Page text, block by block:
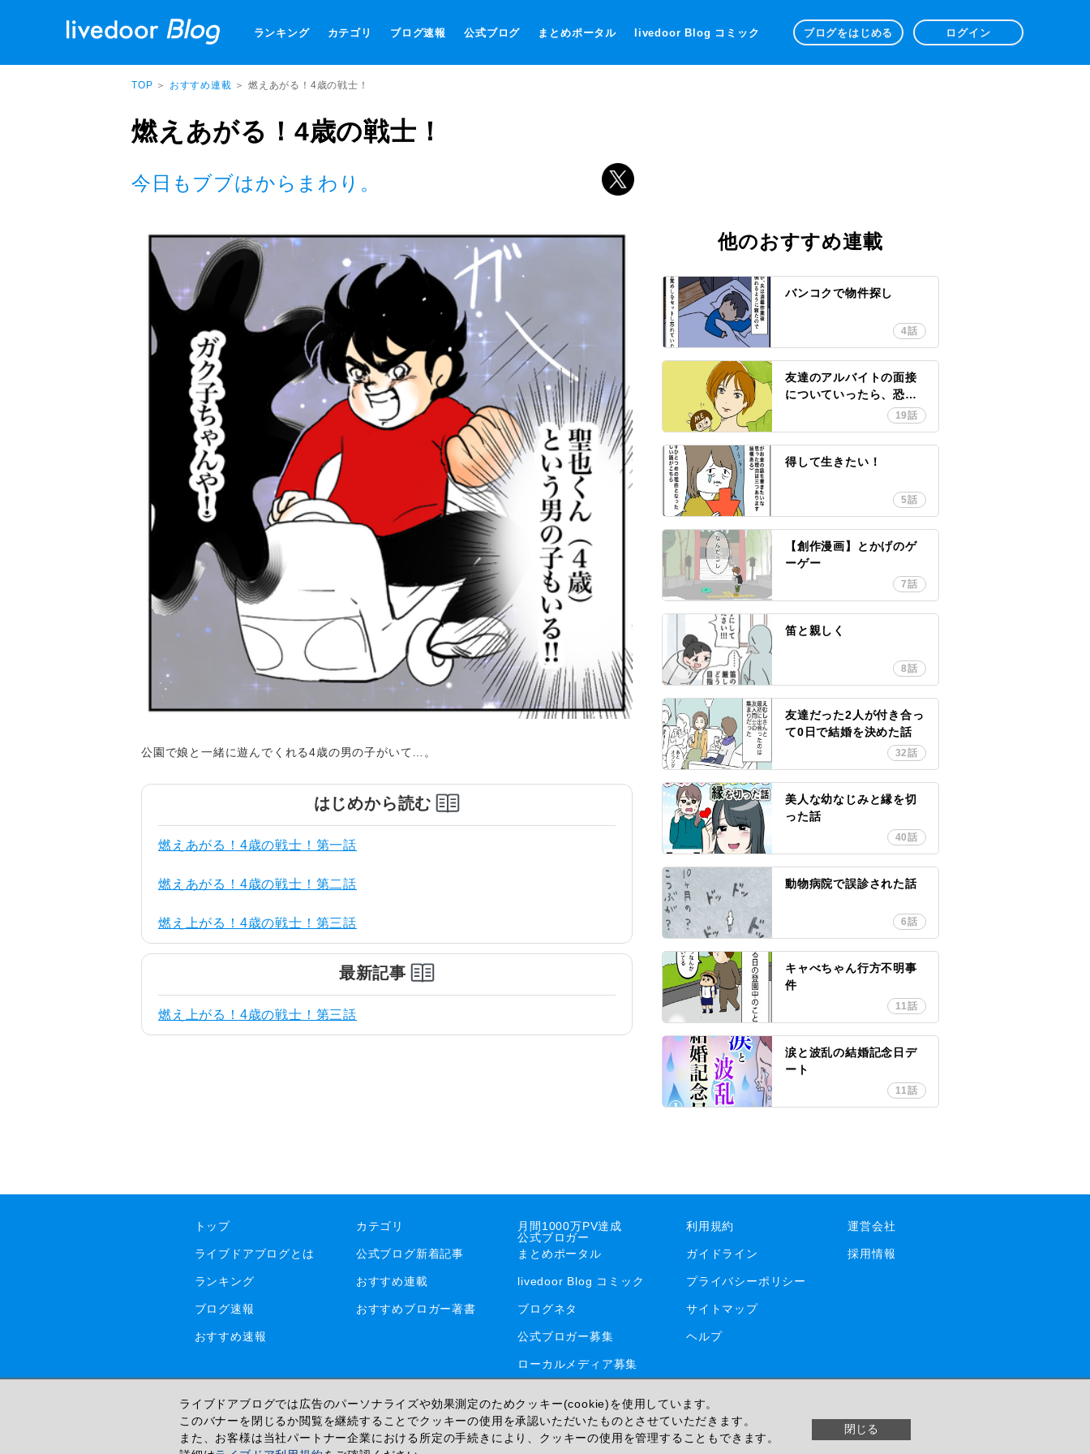
ランキング カテゴリ ブログ速報 公式ブログ まとめポータル livedoor Blog コミック ブログをはじめる ログイン
TOP ＞ おすすめ連載 ＞ 燃えあがる！4歳の戦士！
燃えあがる！4歳の戦士！
今日もブブはからまわり。
公園で娘と一緒に遊んでくれる4歳の男の子がいて…。
はじめから読む
燃えあがる！4歳の戦士！第一話
燃えあがる！4歳の戦士！第二話
燃え上がる！4歳の戦士！第三話
最新記事
燃え上がる！4歳の戦士！第三話
他のおすすめ連載
バンコクで物件探し
4話
友達のアルバイトの面接
についていったら、恐ろ
しい目にあった時の話19話
得して生きたい！
5話
【創作漫画】とかげのゲ
ーゲー
7話
笛と親しく
8話
友達だった2人が付き合っ
て0日で結婚を決めた話
32話
美人な幼なじみと縁を切
った話
40話
動物病院で誤診された話
6話
キャべちゃん行方不明事
件
11話
涙と波乱の結婚記念日デ
ート
11話
トップ
ライブドアブログとは
ランキング
ブログ速報
おすすめ速報
カテゴリ
公式ブログ新着記事
おすすめ連載
おすすめブロガー著書
月間1000万PV達成
公式ブロガー
まとめポータル
livedoor Blog コミック
ブログネタ
公式ブロガー募集
ローカルメディア募集
利用規約
ガイドライン
プライバシーポリシー
サイトマップ
ヘルプ
運営会社
採用情報
ライブドアブログでは広告のパーソナライズや効果測定のためクッキー(cookie)を使用しています。
このバナーを閉じるか閲覧を継続することでクッキーの使用を承認いただいたものとさせていただきます。
また、お客様は当社パートナー企業における所定の手続きにより、クッキーの使用を管理することもできます。
閉じる